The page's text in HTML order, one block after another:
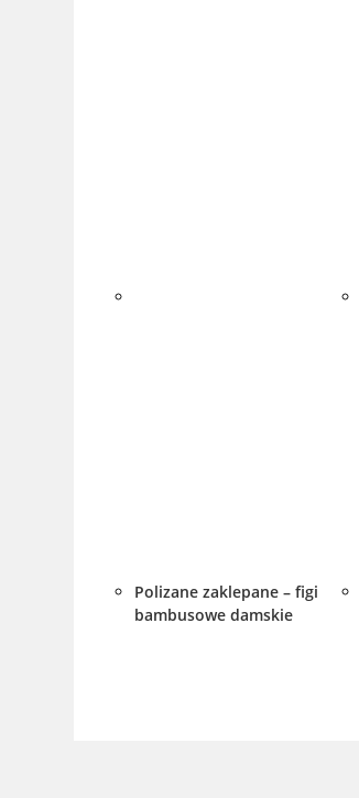
Polizane zaklepane – figi
bambusowe damskie